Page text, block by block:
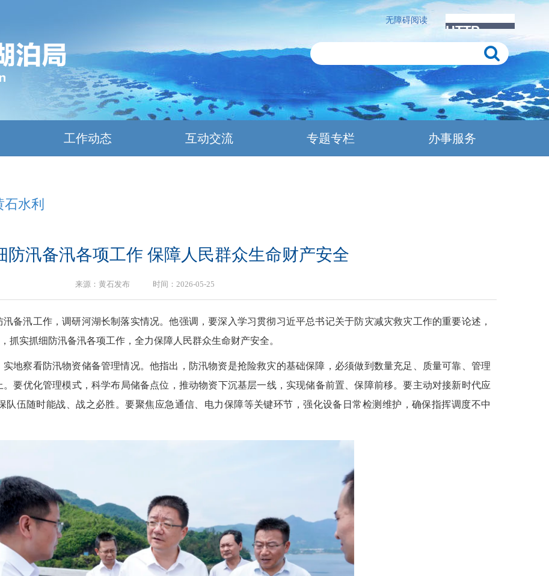
无障碍阅读
工作动态 互动交流 专题专栏 办事服务
石水利
防汛备汛各项工作 保障人民群众生命财产安全
来源：黄石发布 时间：2026-05-25
备汛工作，调研河湖长制落实情况。他强调，要深入学习贯彻习近平总书记关于防灾减灾救灾工作的重要论述，
抓实抓细防汛备汛各项工作，全力保障人民群众生命财产安全。
地察看防汛物资储备管理情况。他指出，防汛物资是抢险救灾的基础保障，必须做到数量充足、质量可靠、管理
要优化管理模式，科学布局储备点位，推动物资下沉基层一线，实现储备前置、保障前移。要主动对接新时代应
队伍随时能战、战之必胜。要聚焦应急通信、电力保障等关键环节，强化设备日常检测维护，确保指挥调度不中